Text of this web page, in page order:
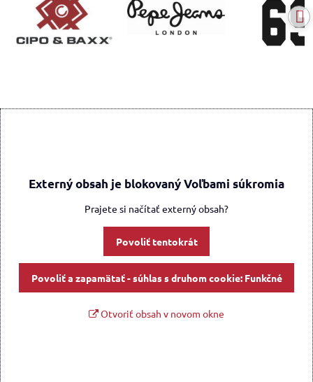
Externý obsah je blokovaný Voľbami súkromia
Prajete si načítať externý obsah?
Povoliť tentokrát
Povoliť a zapamätať - súhlas s druhom cookie: Funkčné
Otvoriť obsah v novom okne